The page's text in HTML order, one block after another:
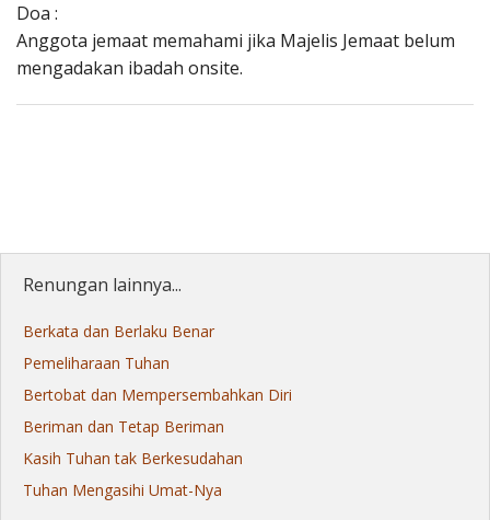
Doa :
Anggota jemaat memahami jika Majelis Jemaat belum
mengadakan ibadah onsite.
Renungan lainnya...
Berkata dan Berlaku Benar
Pemeliharaan Tuhan
Bertobat dan Mempersembahkan Diri
Beriman dan Tetap Beriman
Kasih Tuhan tak Berkesudahan
Tuhan Mengasihi Umat-Nya